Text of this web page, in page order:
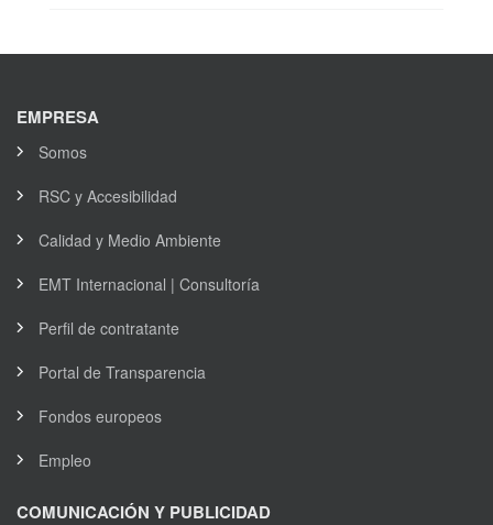
EMPRESA
Somos
RSC y Accesibilidad
Calidad y Medio Ambiente
EMT Internacional | Consultoría
Perfil de contratante
Portal de Transparencia
Fondos europeos
Empleo
COMUNICACIÓN Y PUBLICIDAD